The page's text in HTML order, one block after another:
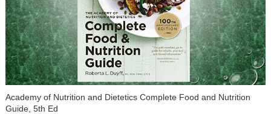
Academy of Nutrition and Dietetics Complete Food and Nutrition
Guide, 5th Ed